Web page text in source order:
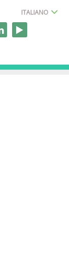
ITALIANO